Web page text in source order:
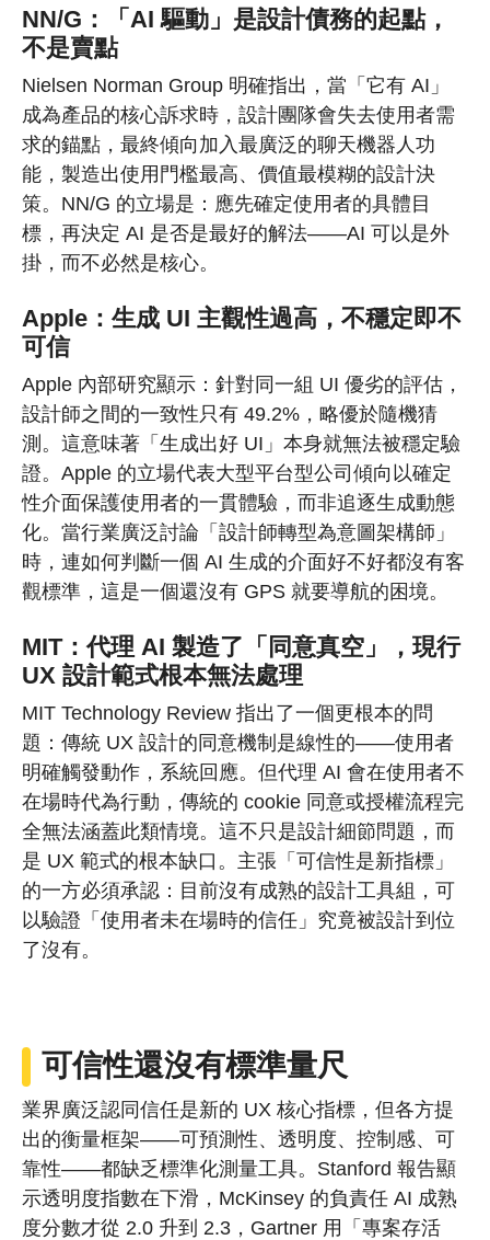
NN/G：「AI 驅動」是設計債務的起點，
不是賣點
Nielsen Norman Group 明確指出，當「它有 AI」
成為產品的核心訴求時，設計團隊會失去使用者需
求的錨點，最終傾向加入最廣泛的聊天機器人功
能，製造出使用門檻最高、價值最模糊的設計決
策。NN/G 的立場是：應先確定使用者的具體目
標，再決定 AI 是否是最好的解法——AI 可以是外
掛，而不必然是核心。
Apple：生成 UI 主觀性過高，不穩定即不
可信
Apple 內部研究顯示：針對同一組 UI 優劣的評估，
設計師之間的一致性只有 49.2%，略優於隨機猜
測。這意味著「生成出好 UI」本身就無法被穩定驗
證。Apple 的立場代表大型平台型公司傾向以確定
性介面保護使用者的一貫體驗，而非追逐生成動態
化。當行業廣泛討論「設計師轉型為意圖架構師」
時，連如何判斷一個 AI 生成的介面好不好都沒有客
觀標準，這是一個還沒有 GPS 就要導航的困境。
MIT：代理 AI 製造了「同意真空」，現行
UX 設計範式根本無法處理
MIT Technology Review 指出了一個更根本的問
題：傳統 UX 設計的同意機制是線性的——使用者
明確觸發動作，系統回應。但代理 AI 會在使用者不
在場時代為行動，傳統的 cookie 同意或授權流程完
全無法涵蓋此類情境。這不只是設計細節問題，而
是 UX 範式的根本缺口。主張「可信性是新指標」
的一方必須承認：目前沒有成熟的設計工具組，可
以驗證「使用者未在場時的信任」究竟被設計到位
了沒有。
可信性還沒有標準量尺
業界廣泛認同信任是新的 UX 核心指標，但各方提
出的衡量框架——可預測性、透明度、控制感、可
靠性——都缺乏標準化測量工具。Stanford 報告顯
示透明度指數在下滑，McKinsey 的負責任 AI 成熟
度分數才從 2.0 升到 2.3，Gartner 用「專案存活